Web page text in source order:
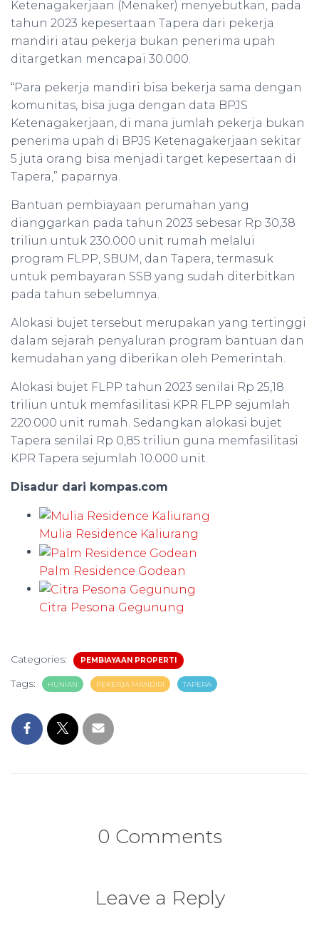
Ketenagakerjaan (Menaker) menyebutkan, pada
tahun 2023 kepesertaan Tapera dari pekerja
mandiri atau pekerja bukan penerima upah
ditargetkan mencapai 30.000.
“Para pekerja mandiri bisa bekerja sama dengan
komunitas, bisa juga dengan data BPJS
Ketenagakerjaan, di mana jumlah pekerja bukan
penerima upah di BPJS Ketenagakerjaan sekitar
5 juta orang bisa menjadi target kepesertaan di
Tapera,” paparnya.
Bantuan pembiayaan perumahan yang
dianggarkan pada tahun 2023 sebesar Rp 30,38
triliun untuk 230.000 unit rumah melalui
program FLPP, SBUM, dan Tapera, termasuk
untuk pembayaran SSB yang sudah diterbitkan
pada tahun sebelumnya.
Alokasi bujet tersebut merupakan yang tertinggi
dalam sejarah penyaluran program bantuan dan
kemudahan yang diberikan oleh Pemerintah.
Alokasi bujet FLPP tahun 2023 senilai Rp 25,18
triliun untuk memfasilitasi KPR FLPP sejumlah
220.000 unit rumah. Sedangkan alokasi bujet
Tapera senilai Rp 0,85 triliun guna memfasilitasi
KPR Tapera sejumlah 10.000 unit.
Disadur dari kompas.com
Mulia Residence Kaliurang
Palm Residence Godean
Citra Pesona Gegunung
Categories: PEMBIAYAAN PROPERTI
Tags: HUNIAN PEKERJA MANDIRI TAPERA
0 Comments
Leave a Reply